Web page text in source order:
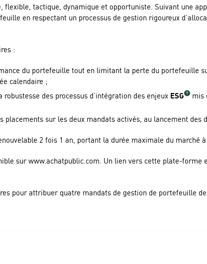
flexible, tactique, dynamique et opportuniste. Suivant une
en respectant un processus de gestion rigoureux
:
du portefeuille tout en limitant la perte du portefeuille
calendaire ;
robustesse des processus d’intégration des enjeux ESG mis
sur les deux mandats activés, au lancement des
2 fois 1 an, portant la durée maximale du marché à
sur www.achatpublic.com. Un lien vers cette plate-forme
pour attribuer quatre mandats de gestion de portefeuille